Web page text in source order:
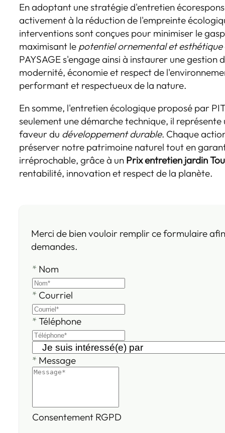
En adoptant une stratégie d'entretien
activement à la réduction de l'empreinte
interventions sont conçues pour minimiser le
maximisant le potentiel ornemental et esthétique
PAYSAGE s'engage ainsi à instaurer une gestion
modernité, économie et respect de
performant et respectueux de la nature.
En somme, l'entretien écologique proposé par
seulement une démarche technique, il
faveur du développement durable. Chaque
préserver notre patrimoine naturel tout en
irréprochable, grâce à un Prix entretien jardin
rentabilité, innovation et respect de la planète.
Merci de bien vouloir remplir ce formulaire
demandes.
* Nom
* Courriel
*Téléphone
* Message
Consentement RGPD